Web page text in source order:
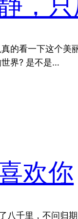
的看一下这个美
界? 是不是…
欢你
八千里，不问归